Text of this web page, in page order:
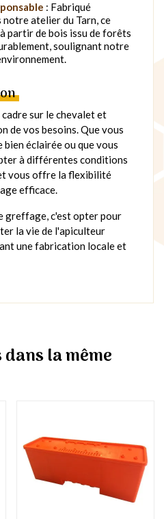
: Fabriqué
atelier du Tarn, ce
partir de bois issu de forêts
soulignant notre
sur le chevalet et
de vos besoins. Que vous
éclairée ou que vous
à différentes conditions
vous offre la flexibilité
efficace.
greffage, c'est opter pour
la vie de l'apiculteur
une fabrication locale et
la même